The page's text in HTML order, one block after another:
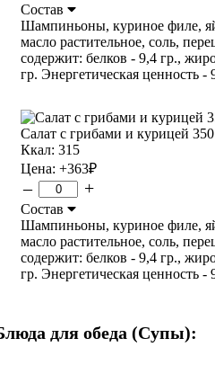
Состав
Шампиньоны, куриное филе,
масло растительное, соль,
содержит: белков - 9,4 гр.,
гр. Энергетическая ценность -
Салат с грибами и курицей
Ккал: 315
Цена: +363₽
– +
Состав
Шампиньоны, куриное филе,
масло растительное, соль,
содержит: белков - 9,4 гр.,
гр. Энергетическая ценность -
для обеда (Супы):